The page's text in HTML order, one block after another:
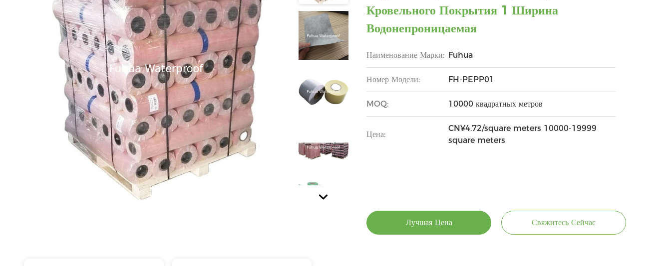
Кровельного Покрытия 1 Ширина
Водонепроницаемая
Наименование Марки: Fuhua
Номер Модели: FH-PEPP01
MOQ: 10000 квадратных метров
Цена:
CN¥4.72/square meters 10000-19999
square meters
Лучшая Цена Свяжитесь Сейчас